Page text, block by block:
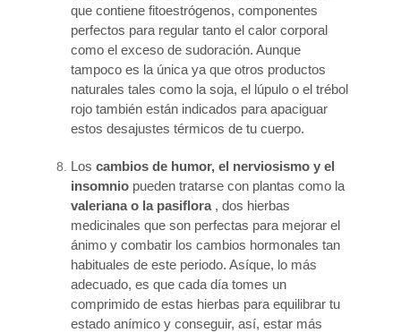
que contiene fitoestrógenos, componentes
perfectos para regular tanto el calor corporal
como el exceso de sudoración. Aunque
tampoco es la única ya que otros productos
naturales tales como la soja, el lúpulo o el trébol
rojo también están indicados para apaciguar
estos desajustes térmicos de tu cuerpo.
Los cambios de humor, el nerviosismo y el
insomnio pueden tratarse con plantas como la
valeriana o la pasiflora, dos hierbas
medicinales que son perfectas para mejorar el
ánimo y combatir los cambios hormonales tan
habituales de este periodo. Asíque, lo más
adecuado, es que cada día tomes un
comprimido de estas hierbas para equilibrar tu
estado anímico y conseguir, así, estar más